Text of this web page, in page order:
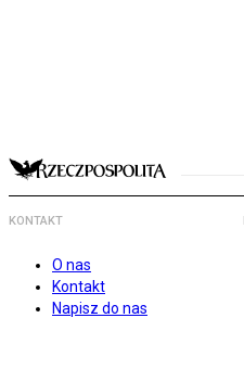
KONTAKT
O nas
Kontakt
Napisz do nas